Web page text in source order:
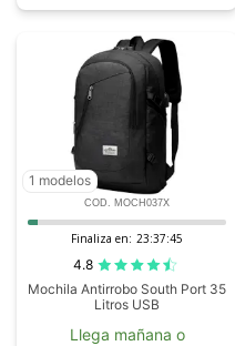
1 modelos
COD. MOCH037X
Finaliza en: 23:37:44
4.8
Mochila Antirrobo South Port 35
Litros USB
Llega mañana o